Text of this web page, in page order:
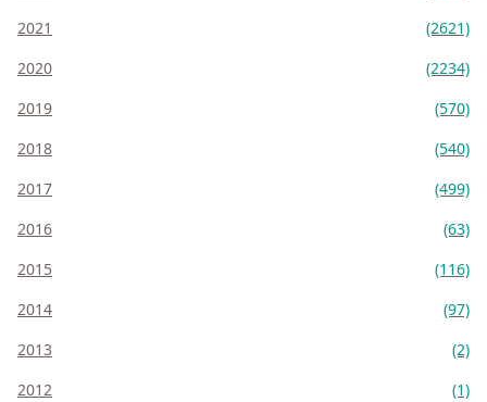
2021
(2621)
2020
(2234)
2019
(570)
2018
(540)
2017
(499)
2016
(63)
2015
(116)
2014
(97)
2013
(2)
2012
(1)